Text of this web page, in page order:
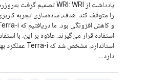
دارد...